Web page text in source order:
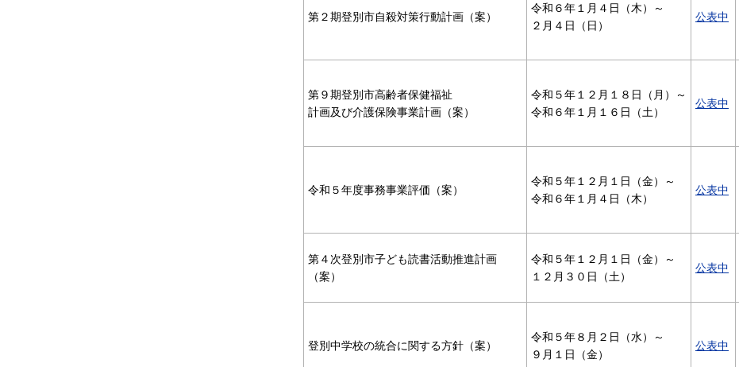
第２期登別市自殺対策行動計画（案）
令和６年１月４日（木）～
２月４日（日）
公表中
第９期登別市高齢者保健福祉
計画及び介護保険事業計画（案）
令和５年１２月１８日（月）～
令和６年１月１６日（土）
公表中
令和５年度事務事業評価（案）
令和５年１２月１日（金）～
令和６年１月４日（木）
公表中
第４次登別市子ども読書活動推進計画
（案）
令和５年１２月１日（金）～
１２月３０日（土）
公表中
登別中学校の統合に関する方針（案）
令和５年８月２日（水）～
９月１日（金）
公表中